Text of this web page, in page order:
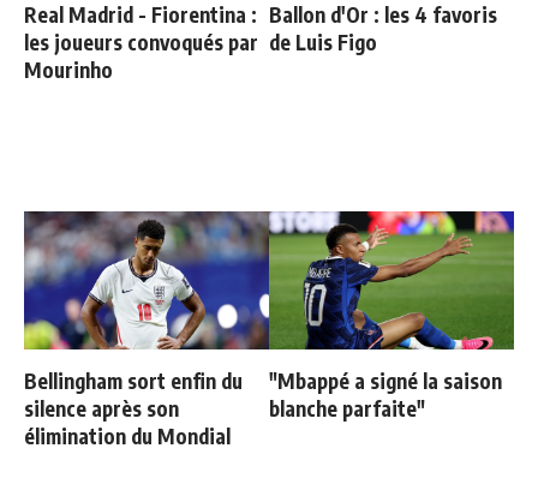
Real Madrid - Fiorentina :
les joueurs convoqués par
Mourinho
Ballon d'Or : les 4 favoris
de Luis Figo
Bellingham sort enfin du
silence après son
élimination du Mondial
"Mbappé a signé la saison
blanche parfaite"